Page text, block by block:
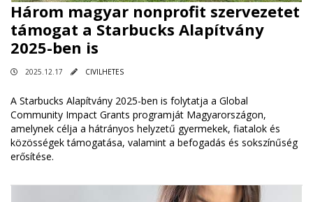
Három magyar nonprofit szervezetet
támogat a Starbucks Alapítvány
2025-ben is
2025.12.17 CIVILHETES
A Starbucks Alapítvány 2025-ben is folytatja a Global
Community Impact Grants programját Magyarországon,
amelynek célja a hátrányos helyzetű gyermekek, fiatalok és
közösségek támogatása, valamint a befogadás és sokszínűség
erősítése.